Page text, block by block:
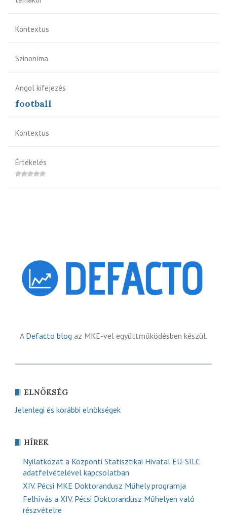
Kontextus
Szinoníma
Angol kifejezés
football
Kontextus
Értékelés
A Defacto blog az MKE-vel együttműködésben készül.
ELNÖKSÉG
Jelenlegi és korábbi elnökségek
HÍREK
Nyilatkozat a Központi Statisztikai Hivatal EU-SILC
adatfelvételével kapcsolatban
XIV. Pécsi MKE Doktorandusz Műhely programja
Felhívás a XIV. Pécsi Doktorandusz Műhelyen való
részvételre